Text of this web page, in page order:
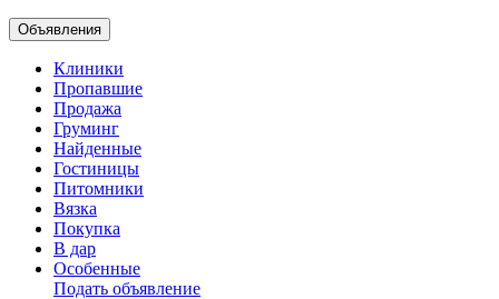
Объявления
Клиники
Пропавшие
Продажа
Груминг
Найденные
Гостиницы
Питомники
Вязка
Покупка
В дар
Особенные
Подать объявление